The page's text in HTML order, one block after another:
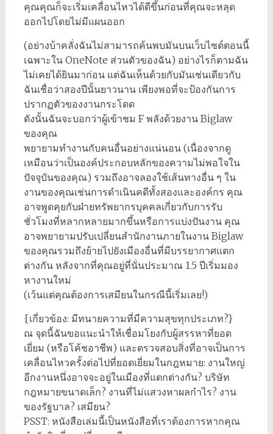
คุณคุณก็จะเริ่มเคลื่อนไหวได้ดีขึ้นก่อนที่คุณจะหลุด
ออกไปโดยไม่มีแผนออก
(อย่างบ้าคลั่งฉันไม่สามารถค้นพบมันบนเว็บไซต์ตอนนี้
เฉพาะใน OneNote ส่วนตัวของฉัน) อย่างไรก็ตามฉัน
ไม่เคยได้ยินมาก่อน แต่ฉันเห็นด้วยกับมันเช่นเดียวกับ
ฉันเชื่อว่าสองปีนั้นยาวนาน เพียงพอที่จะป้องกันการ
ปรากฏตัวของงานกระโดด
ดังนั้นฉันจะบอกว่าผู้เข้าชม F พลังด้วยงาน Biglaw
ของคุณ
พยายามทำงานกับคนอื่นอย่างแน่นอน (เนื่องจากดู
เหมือนว่าเป็นองค์ประกอบหลักของความไม่พอใจใน
ปัจจุบันของคุณ) รวมถึงอาจลองใช้เส้นทางอื่น ๆ ใน
งานของคุณเช่นการดำเนินคดีทั้งสองและองค์กร คุณ
อาจพูดคุยกับฝ่ายทรัพยากรบุคคลเกี่ยวกับการรับ
ชั่วโมงที่หลากหลายมากขึ้นหรือการแบ่งปันงาน คุณ
อาจพยายามปรับเปลี่ยนสำนักงานภายในงาน Biglaw
ของคุณรวมถึงย้ายไปยังเมืองอื่นที่มีบรรยากาศแตก
ต่างกัน หลังจากที่คุณอยู่ที่นั่นประมาณ 1.5 ปีเริ่มมอง
หางานใหม่
(เว้นแต่คุณต้องการเสมียนในกรณีนี้เริ่มเลย!)
{เกี่ยวข้อง: มีทนายความที่มีความสุขทุกประเภท?}
ณ จุดนี้ฉันขอแนะนำให้เชื่อมโยงกับผู้สรรหาที่ยอด
เยี่ยม (หรือโค้ชอาชีพ) และตรวจสอบสิ่งที่อาจเป็นการ
เคลื่อนไหวครั้งต่อไปที่ยอดเยี่ยมในกฎหมาย: งานใหญ่
อีกงานหนึ่งอาจจะอยู่ในเมืองที่แตกต่างกัน? บริษัท
กฎหมายขนาดเล็ก? งานที่ไม่แสวงหาผลกำไร? งาน
ของรัฐบาล? เสมียน?
PSST: หนังสือเล่มนี้เป็นหนังสือที่เราต้องการหากคุณ